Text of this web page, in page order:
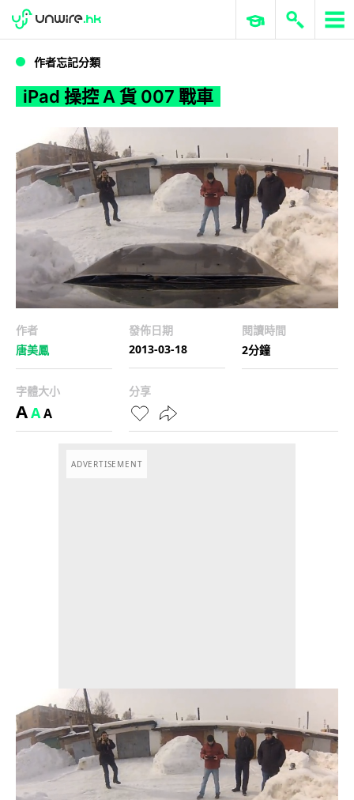
iPad 操控 A 貨 007 戰車
WWDC 2026 ERP 與商業 AI
作者忘記分類
iPad 操控 A 貨 007 戰車
作者
唐美鳳
發佈日期
2013-03-18
閱讀時間
2分鐘
字體大小
AAA
分享
ADVERTISEMENT